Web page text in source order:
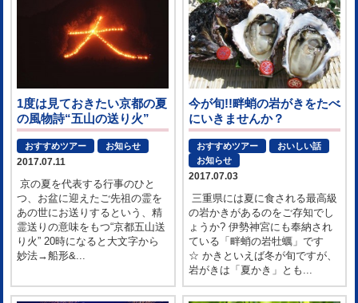
1度は見ておきたい京都の夏
の風物詩“五山の送り火”
おすすめツアー お知らせ
2017.07.11
京の夏を代表する行事のひと
つ、お盆に迎えたご先祖の霊を
あの世にお送りするという、精
霊送りの意味をもつ“京都五山送
り火” 20時になると大文字から
妙法→船形&...
今が旬!!畔蛸の岩がきをたべ
にいきませんか？
おすすめツアー
おいしい話
お知らせ
2017.07.03
三重県には夏に食される最高級
の岩かきがあるのをご存知でし
ょうか? 伊勢神宮にも奉納され
ている「畔蛸の岩牡蠣」です
☆ かきといえば冬が旬ですが、
岩がきは「夏かき」とも...